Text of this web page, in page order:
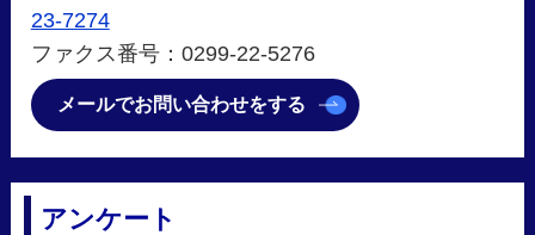
23-7274
ファクス番号：0299-22-5276
メールでお問い合わせをする
アンケート